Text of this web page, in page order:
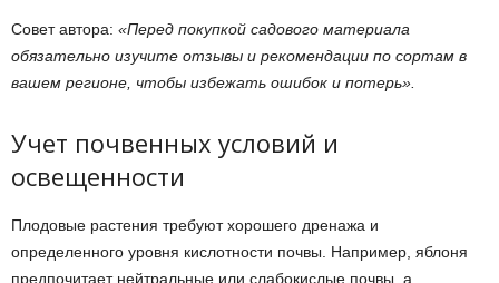
Совет автора: «Перед покупкой садового материала
обязательно изучите отзывы и рекомендации по сортам в
вашем регионе, чтобы избежать ошибок и потерь».
Учет почвенных условий и
освещенности
Плодовые растения требуют хорошего дренажа и
определенного уровня кислотности почвы. Например, яблоня
предпочитает нейтральные или слабокислые почвы, а